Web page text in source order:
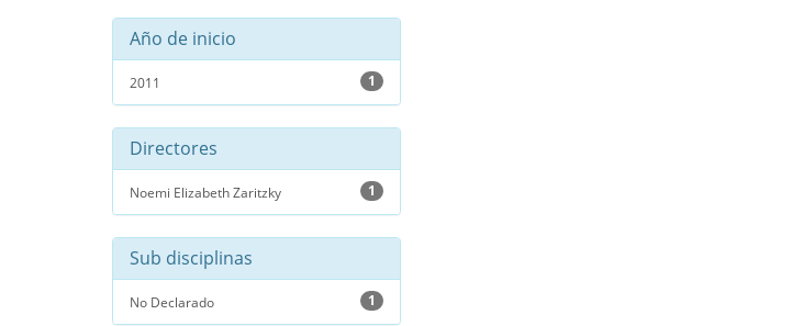
Año de inicio
2011 1
Directores
Noemi Elizabeth Zaritzky 1
Sub disciplinas
No Declarado 1